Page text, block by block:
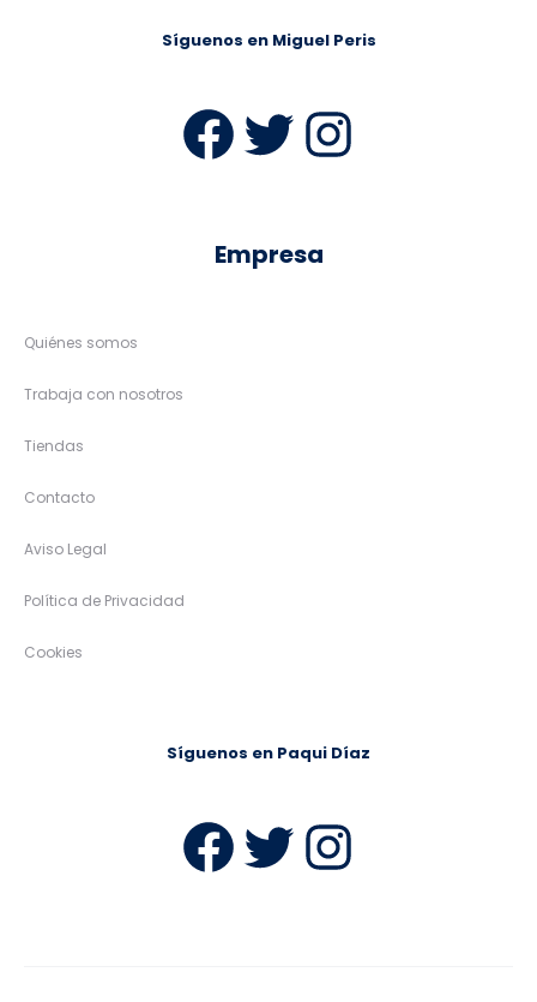
Síguenos en Miguel Peris
Facebook
Twitter
Empresa
Quiénes somos
Trabaja con nosotros
Tiendas
Contacto
Aviso Legal
Política de Privacidad
Cookies
Síguenos en Paqui Díaz
Facebook
Twitter